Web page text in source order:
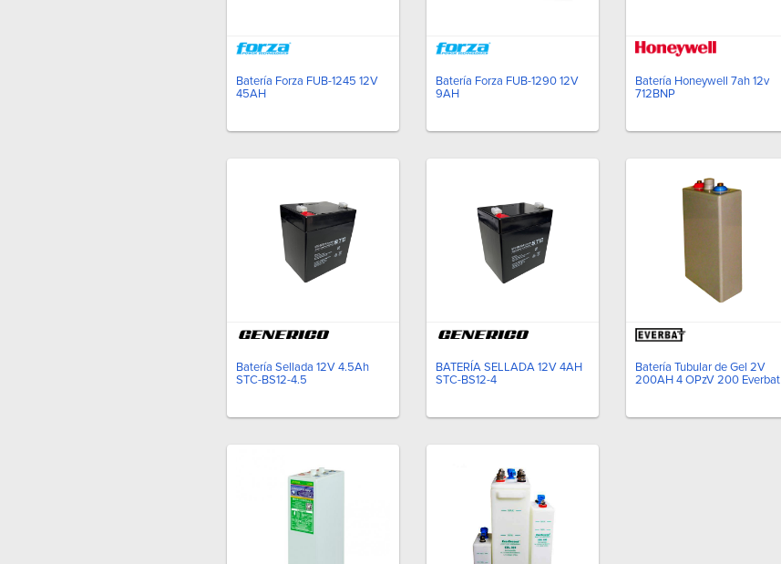
Batería Forza FUB-1245 12V
45AH
Batería Forza FUB-1290 12V
9AH
Batería Honeywell 7ah 12v
712BNP
Batería Sellada 12V 4.5Ah
STC-BS12-4.5
BATERÍA SELLADA 12V 4AH
STC-BS12-4
Batería Tubular de Gel 2V
200AH 4 OPzV 200 Everbat